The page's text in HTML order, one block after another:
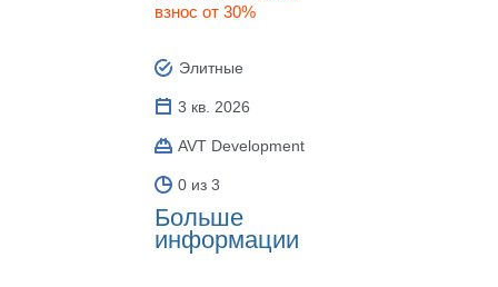
взнос от 30%
Элитные
3 кв. 2026
AVT Development
0 из 3
Больше
информации